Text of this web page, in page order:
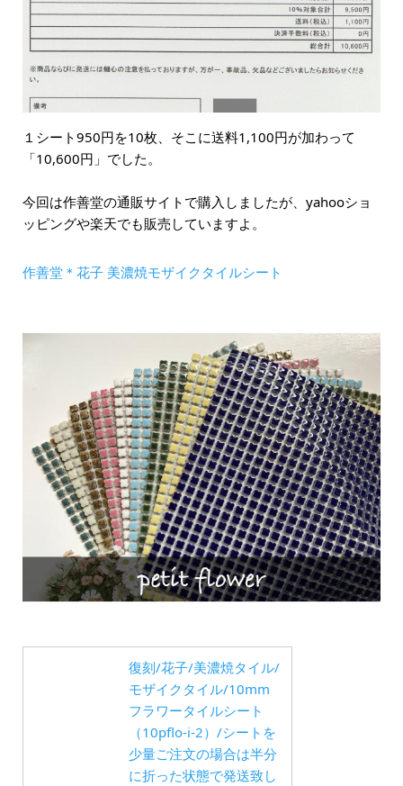
１シート950円を10枚、そこに送料1,100円が加わって
「10,600円」でした。
今回は作善堂の通販サイトで購入しましたが、yahooショ
ッピングや楽天でも販売していますよ。
作善堂＊花子 美濃焼モザイクタイルシート
復刻/花子/美濃焼タイル/
モザイクタイル/10mm
フラワータイルシート
（10pflo-i-2）/シートを
少量ご注文の場合は半分
に折った状態で発送致し